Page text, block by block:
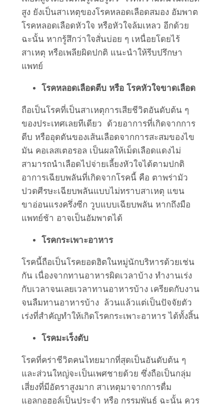
สูง ยังเป็นสาเหตุของโรคหลอดเลือดสมอง อัมพาต
โรคหลอดเลือดหัวใจ หรือหัวใจล้มเหลว อีกด้วย
ฉะนั้น หากรู้สึกว่าใจสั่นบ่อย ๆ เหนื่อยโดยไร้
สาเหตุ หรือเพลียผิดปกติ แนะนำให้รีบปรึกษา
แพทย์
โรคหลอดเลือดตีบ หรือ โรคหัวใจขาดเลือด
ถือเป็นโรคที่เป็นสาเหตุการเสียชีวิตอันดับต้น ๆ
ของประเทศเลยทีเดียว ด้วยอาการที่เกิดจากการ
ตีบ หรืออุดตันของเส้นเลือดจากการสะสมของไข
มัน คอเลสเตอรอล เป็นผลให้เม็ดเลือดแดงไม่
สามารถนำเลือดไปจ่ายเลี้ยงหัวใจได้ตามปกติ
อาการเฉียบพลันที่เกิดจากโรคนี้ คือ ตาพร่ามัว
ปวดศีรษะเฉียบพลันแบบไม่ทราบสาเหตุ แขน
ขาอ่อนแรงครึ่งซีก วูบแบบเฉียบพลัน หากถึงมือ
แพทย์ช้า อาจเป็นอัมพาตได้
โรคกระเพาะอาหาร
โรคนี้ถือเป็นโรคยอดฮิตในหมู่นักบริหารด้วยเช่น
กัน เนื่องจากทานอาหารผิดเวลาบ้าง ทำงานเร่ง
กับเวลาจนเลยเวลาทานอาหารบ้าง เครียดกับงาน
จนลืมทานอาหารบ้าง ล้วนแล้วแต่เป็นปัจจัยตัว
เร่งที่สำคัญทำให้เกิดโรคกระเพาะอาหาร ได้ทั้งสิ้น
โรคมะเร็งตับ
โรคที่คร่าชีวิตคนไทยมากที่สุดเป็นอันดับต้น ๆ
และส่วนใหญ่จะเป็นเพศชายด้วย ซึ่งถือเป็นกลุ่ม
เสี่ยงที่มีอัตราสูงมาก สาเหตุมาจากการดื่ม
แอลกอฮอล์เป็นประจำ หรือ กรรมพันธุ์ ฉะนั้น ควร